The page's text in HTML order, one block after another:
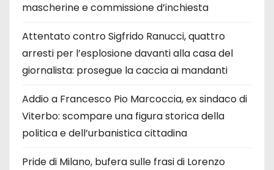
mascherine e commissione d’inchiesta
Attentato contro Sigfrido Ranucci, quattro
arresti per l’esplosione davanti alla casa del
giornalista: prosegue la caccia ai mandanti
Addio a Francesco Pio Marcoccia, ex sindaco di
Viterbo: scompare una figura storica della
politica e dell’urbanistica cittadina
Pride di Milano, bufera sulle frasi di Lorenzo